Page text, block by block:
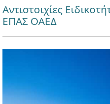
Αντιστοιχίες
ΕΠΑΣ ΟΑΕΔ